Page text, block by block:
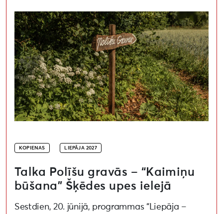
KOPIENAS LIEPĀJA 2027
Talka Polīšu gravās – “Kaimiņu
būšana” Šķēdes upes ielejā
Sestdien, 20. jūnijā, programmas “Liepāja –